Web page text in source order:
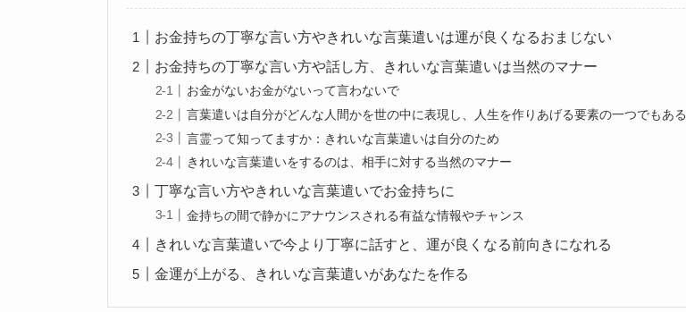
お金持ちの丁寧な言い方やきれいな言葉遣いは運が良くなるおまじない
お金持ちの丁寧な言い方や話し方、きれいな言葉遣いは当然のマナー
お金がないお金がないって言わないで
言葉遣いは自分がどんな人間かを世の中に表現し、人生を作りあげる要素の一つでもある
言霊って知ってますか：きれいな言葉遣いは自分のため
きれいな言葉遣いをするのは、相手に対する当然のマナー
丁寧な言い方やきれいな言葉遣いでお金持ちに
金持ちの間で静かにアナウンスされる有益な情報やチャンス
きれいな言葉遣いで今より丁寧に話すと、運が良くなる前向きになれる
金運が上がる、きれいな言葉遣いがあなたを作る